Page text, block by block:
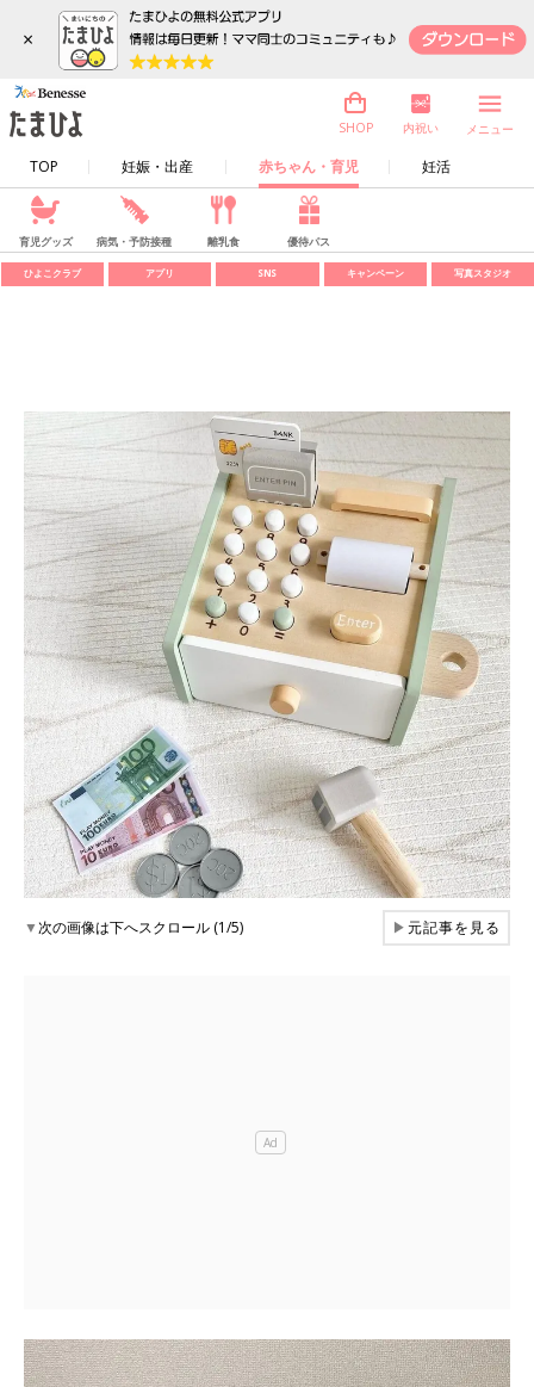
×
TOP 妊娠・出産 赤ちゃん・育児 妊活
SHOP 内祝い メニュー
育児グッズ 病気・予防接種 離乳食 優待パス
ひよこクラブ アプリ SNS キャンペーン 写真スタジオ
▼次の画像は下へスクロール (1/5) ▶元記事を見る